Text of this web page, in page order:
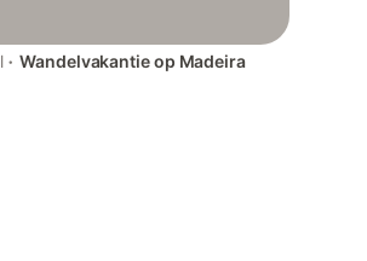
· Wandelvakantie op Madeira